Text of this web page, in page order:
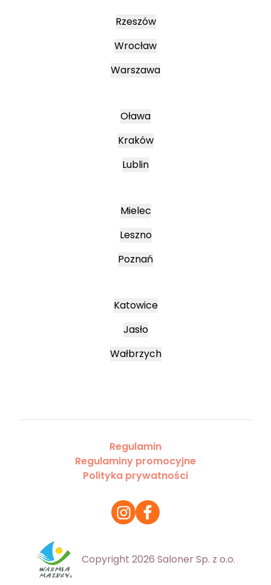
Rzeszów
Wrocław
Warszawa
Oława
Kraków
Lublin
Mielec
Leszno
Poznań
Katowice
Jasło
Wałbrzych
Regulamin
Regulaminy promocyjne
Polityka prywatności
Copyright 2026 Saloner Sp. z o.o.